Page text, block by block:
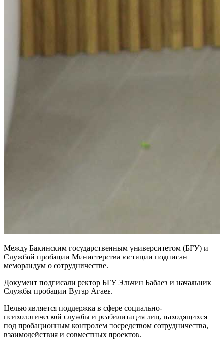
Между Бакинским государственным университетом (БГУ) и
Службой пробации Министерства юстиции подписан
меморандум о сотрудничестве.
Документ подписали ректор БГУ Эльчин Бабаев и начальник
Службы пробации Вугар Агаев.
Целью является поддержка в сфере социально-
психологической службы и реабилитация лиц, находящихся
под пробационным контролем посредством сотрудничества,
взаимодействия и совместных проектов.